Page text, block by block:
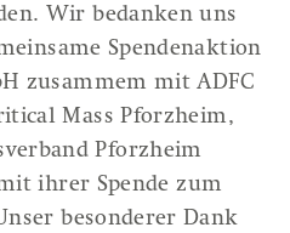
Wir bedanken uns
Spendenaktion
zusammem mit ADFC
Mass Pforzheim,
Pforzheim
ihrer Spende zum
besonderer Dank